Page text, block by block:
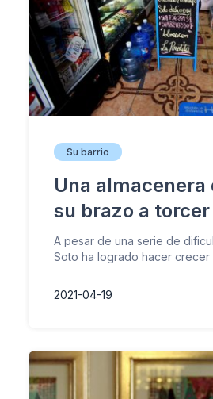
Su barrio
Una almacenera
su brazo a torcer
A pesar de una serie de
Soto ha logrado hacer
2021-04-19